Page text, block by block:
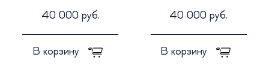
40 000 руб.
В корзину
40 000 руб.
В корзину